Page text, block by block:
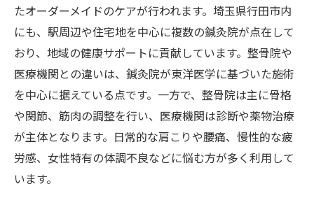
たオーダーメイドのケアが行われます。埼玉県行田市内
にも、駅周辺や住宅地を中心に複数の鍼灸院が点在して
おり、地域の健康サポートに貢献しています。整骨院や
医療機関との違いは、鍼灸院が東洋医学に基づいた施術
を中心に据えている点です。一方で、整骨院は主に骨格
や関節、筋肉の調整を行い、医療機関は診断や薬物治療
が主体となります。日常的な肩こりや腰痛、慢性的な疲
労感、女性特有の体調不良などに悩む方が多く利用して
います。